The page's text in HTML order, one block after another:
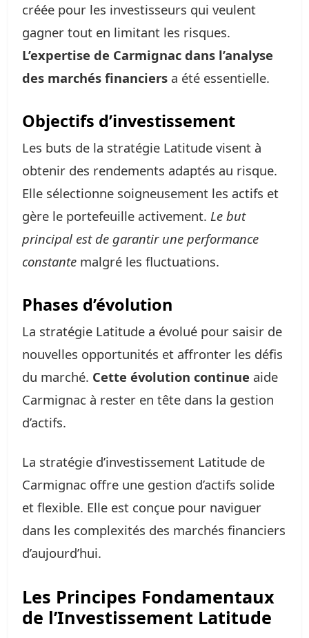
créée pour les investisseurs qui veulent
gagner tout en limitant les risques.
L’expertise de Carmignac dans l’analyse
des marchés financiers a été essentielle.
Objectifs d’investissement
Les buts de la stratégie Latitude visent à
obtenir des rendements adaptés au risque.
Elle sélectionne soigneusement les actifs et
gère le portefeuille activement. Le but
principal est de garantir une performance
constante malgré les fluctuations.
Phases d’évolution
La stratégie Latitude a évolué pour saisir de
nouvelles opportunités et affronter les défis
du marché. Cette évolution continue aide
Carmignac à rester en tête dans la gestion
d’actifs.
La stratégie d’investissement Latitude de
Carmignac offre une gestion d’actifs solide
et flexible. Elle est conçue pour naviguer
dans les complexités des marchés financiers
d’aujourd’hui.
Les Principes Fondamentaux
de l’Investissement Latitude